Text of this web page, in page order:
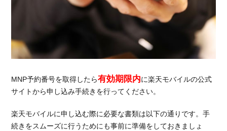
MNP予約番号を取得したら有効期限内に楽天モバイルの公式
サイトから申し込み手続きを行ってください。
楽天モバイルに申し込む際に必要な書類は以下の通りです。手
続きをスムーズに行うためにも事前に準備をしておきましょ